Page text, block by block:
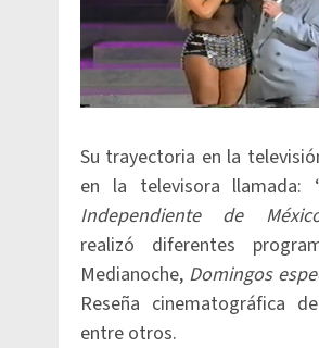
Su trayectoria en la
en la televisora llamada:
Independiente de
realizó diferentes
Medianoche, Domingos
Reseña cinematográfica
entre otros.